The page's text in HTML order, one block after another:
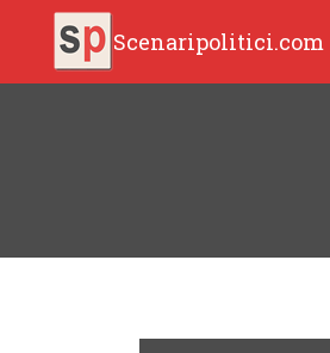
Scenaripolitici.com